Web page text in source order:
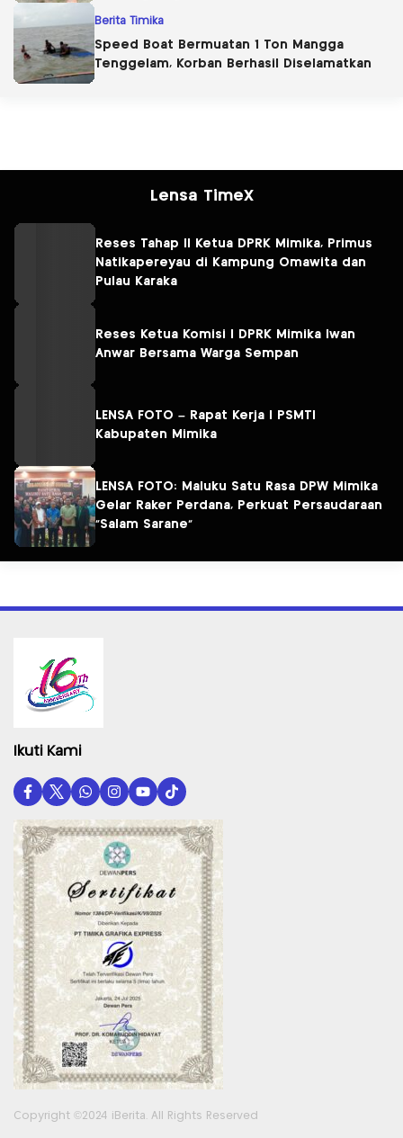
Berita Timika
Speed Boat Bermuatan 1 Ton Mangga
Tenggelam, Korban Berhasil Diselamatkan
Lensa TimeX
Reses Tahap II Ketua DPRK Mimika, Primus
Natikapereyau di Kampung Omawita dan
Pulau Karaka
Reses Ketua Komisi I DPRK Mimika Iwan
Anwar Bersama Warga Sempan
LENSA FOTO – Rapat Kerja I PSMTI
Kabupaten Mimika
LENSA FOTO: Maluku Satu Rasa DPW Mimika
Gelar Raker Perdana, Perkuat Persaudaraan
“Salam Sarane”
Ikuti Kami
Copyright ©2024 iBerita. All Rights Reserved